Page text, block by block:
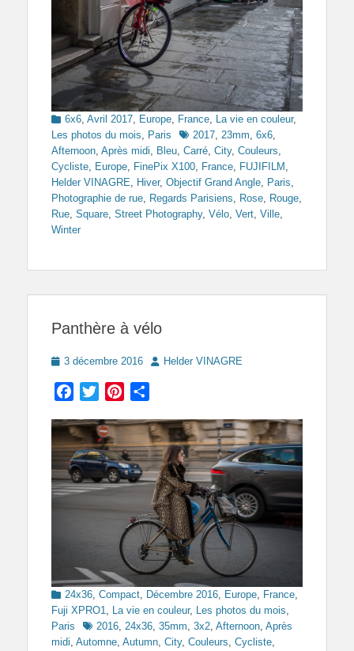
Categories
6x6, Avril 2017, Europe, France, La vie en couleur,
Les photos du mois, Paris Tags2017, 23mm, 6x6,
Afternoon, Après midi, Bleu, Carré, City, Couleurs,
Cycliste, Europe, FinePix X100, France, FUJIFILM ,
Helder VINAGRE, Hiver, Objectif Grand Angle, Paris,
Photographie de rue, Regards Parisiens, Rose, Rouge,
Rue, Square, Street Photography, Vélo, Vert, Ville,
Winter
Panthère à vélo
Posted
3 décembre 2016 AuthorHelder VINAGRE
Facebook
TwitterPinterest
Categories
24x36, Compact, Décembre 2016, Europe, France,
Fuji XPRO1, La vie en couleur, Les photos du mois,
Paris
Tags2016, 24x36, 35mm, 3x2, Afternoon, Après
midi, Automne, Autumn, City, Couleurs, Cycliste,